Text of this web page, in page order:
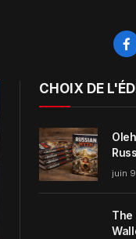
CHOIX DE
juin
The